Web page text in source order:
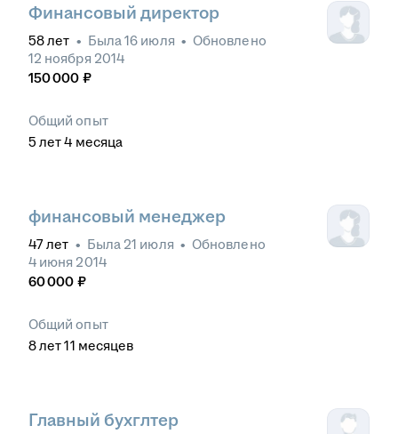
Финансовый директор
58лет • Была16 июля • Обновлено
12 ноября 2014
150 000 ₽
Общий опыт
5 лет 4 месяца
финансовый менеджер
47лет • Была 21 июля • Обновлено
4 июня 2014
60 000 ₽
Общий опыт
8лет 11 месяцев
Главный бухглтер